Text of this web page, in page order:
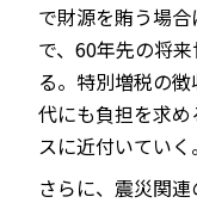
で財源を賄う場
で、60年先の将
る。特別増税の
代にも負担を求
スに近付いていく。
さらに、震災関